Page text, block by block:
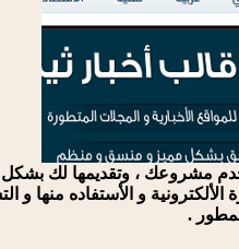
مشروعك ، وتقديمها لك
و الأستفاده منها و
.